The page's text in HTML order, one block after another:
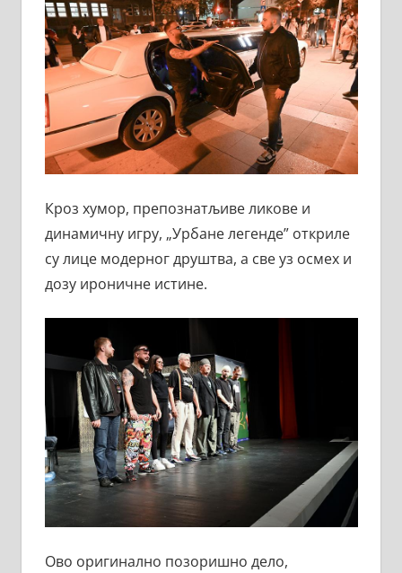
Кроз хумор, препознатљиве ликове и
динамичну игру, „Урбане легенде” откриле
су лице модерног друштва, а све уз осмех и
дозу ироничне истине.
Ово оригинално позоришно дело,